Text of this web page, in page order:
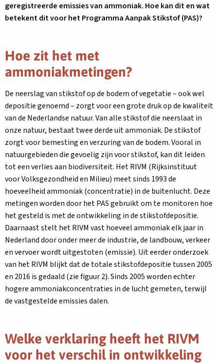
geregistreerde emissies van ammoniak. Hoe kan dit en wat
betekent dit voor het Programma Aanpak Stikstof (PAS)?
Hoe zit het met
ammoniakmetingen?
De neerslag van stikstof op de bodem of vegetatie – ook wel
depositie genoemd – zorgt voor een grote druk op de kwaliteit
van de Nederlandse natuur. Van alle stikstof die neerslaat in
onze natuur, bestaat twee derde uit ammoniak. De stikstof
zorgt voor bemesting en verzuring van de bodem. Vooral in
natuurgebieden die gevoelig zijn voor stikstof, kan dit leiden
tot een verlies aan biodiversiteit. Het RIVM (Rijksinstituut
voor Volksgezondheid en Milieu) meet sinds 1993 de
hoeveelheid ammoniak (concentratie) in de buitenlucht. Deze
metingen worden door het PAS gebruikt om te monitoren hoe
het gesteld is met de ontwikkeling in de stikstofdepositie.
Daarnaast stelt het RIVM vast hoeveel ammoniak elk jaar in
Nederland door onder meer de industrie, de landbouw, verkeer
en vervoer wordt uitgestoten (emissie). Uit eerder onderzoek
van het RIVM blijkt dat de totale stikstofdepositie tussen 2005
en 2016 is gedaald (zie figuur 2). Sinds 2005 worden echter
hogere ammoniakconcentraties in de lucht gemeten, terwijl
de vastgestelde emissies dalen.
Welke verklaring heeft het RIVM
voor het verschil in ontwikkeling